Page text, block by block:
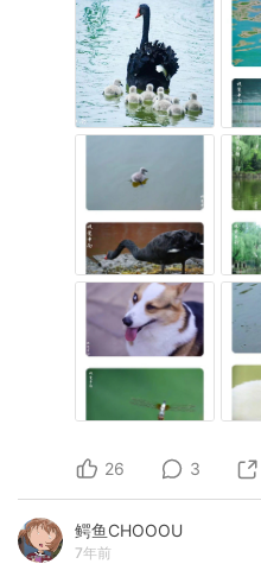
26 3
鳄鱼CHOOOU
7年前